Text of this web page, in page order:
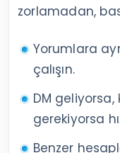
zorlamadan,
Yorumlara
çalışın.
DM geliyorsa,
gerekiyorsa
Benzer